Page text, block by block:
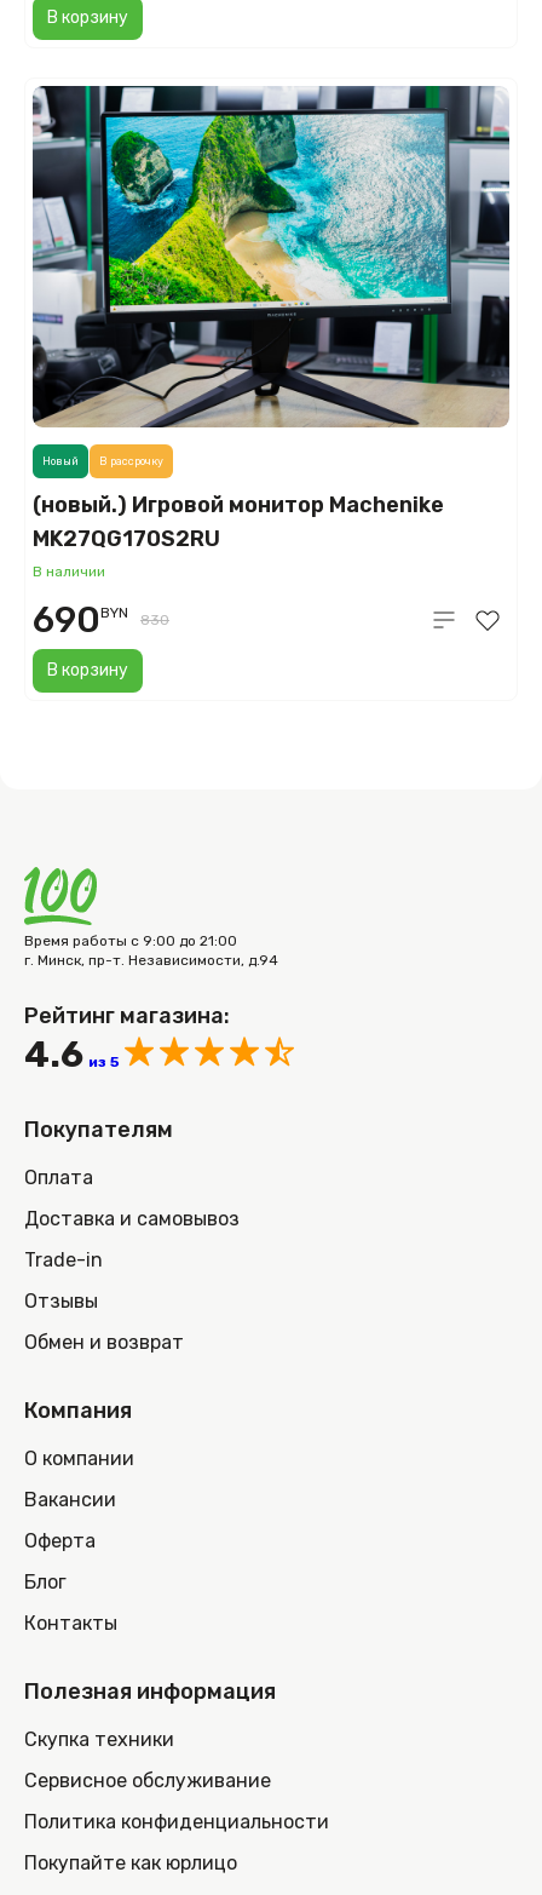
В корзину
(новый.) Игровой монитор Machenike
MK27QG170S2RU
В наличии
В корзину
Новый В рассрочку
690BYN 830
Время работы с 9:00 до 21:00
г. Минск, пр-т. Независимости, д.94
Рейтинг магазина:
4.6 из 5
Покупателям
Оплата
Доставка и самовывоз
Trade-in
Отзывы
Обмен и возврат
Компания
О компании
Вакансии
Оферта
Блог
Контакты
Полезная информация
Скупка техники
Сервисное обслуживание
Политика конфиденциальности
Покупайте как юрлицо